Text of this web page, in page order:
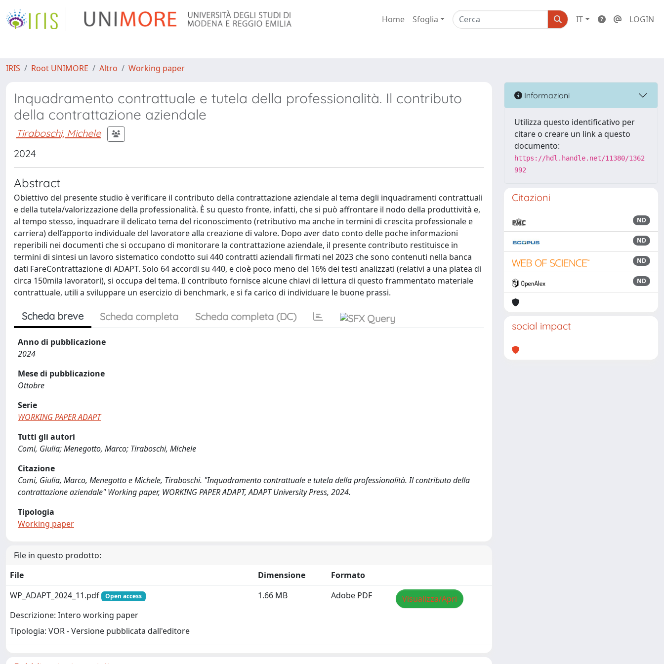
Home Sfoglia IT LOGIN
IRIS Root UNIMORE Altro Working paper
Inquadramento contrattuale e tutela della professionalità. Il contributo
della contrattazione aziendale
Tiraboschi, Michele
2024
Abstract
Obiettivo del presente studio è verificare il contributo della contrattazione aziendale al tema degli inquadramenti contrattuali
e della tutela/valorizzazione della professionalità. È su questo fronte, infatti, che si può affrontare il nodo della produttività e,
al tempo stesso, inquadrare il delicato tema del riconoscimento (retributivo ma anche in termini di crescita professionale e
carriera) dell’apporto individuale del lavoratore alla creazione di valore. Dopo aver dato conto delle poche informazioni
reperibili nei documenti che si occupano di monitorare la contrattazione aziendale, il presente contributo restituisce in
termini di sintesi un lavoro sistematico condotto sui 440 contratti aziendali firmati nel 2023 che sono contenuti nella banca
dati FareContrattazione di ADAPT. Solo 64 accordi su 440, e cioè poco meno del 16% dei testi analizzati (relativi a una platea di
circa 150mila lavoratori), si occupa del tema. Il contributo fornisce alcune chiavi di lettura di questo frammentato materiale
contrattuale, utili a sviluppare un esercizio di benchmark, e si fa carico di individuare le buone prassi.
Scheda breve Scheda completa Scheda completa (DC)
Anno di pubblicazione
2024
Mese di pubblicazione
Ottobre
Serie
WORKING PAPER ADAPT
Tutti gli autori
Comi, Giulia; Menegotto, Marco; Tiraboschi, Michele
Citazione
Comi, Giulia, Marco, Menegotto e Michele, Tiraboschi. "Inquadramento contrattuale e tutela della professionalità. Il contributo della
contrattazione aziendale" Working paper, WORKING PAPER ADAPT, ADAPT University Press, 2024.
Tipologia
Working paper
File in questo prodotto:
File
Dimensione
Formato
WP_ADAPT_2024_11.pdf
Open access
Descrizione: Intero working paper
Tipologia: VOR - Versione pubblicata dall'editore
1.66 MB Adobe PDF Visualizza/Apri
Informazioni
Utilizza questo identificativo per
citare o creare un link a questo
documento:
https://hdl.handle.net/11380/1362
992
Citazioni
ND
ND
ND
ND
social impact